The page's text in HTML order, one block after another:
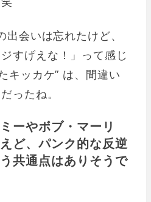
出会いは忘れたけど、
すげえな！」って感じ
キッカケ” は、間違い
ったね。
ーやボブ・マーリ
ど、パンク的な反逆
共通点はありそうで